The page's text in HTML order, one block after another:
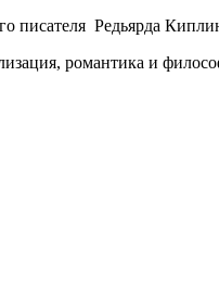
писателя Редьярда
романтика и